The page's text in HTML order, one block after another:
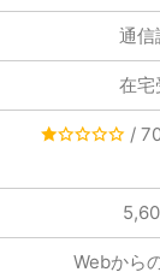
通信
在宅
/
Webから